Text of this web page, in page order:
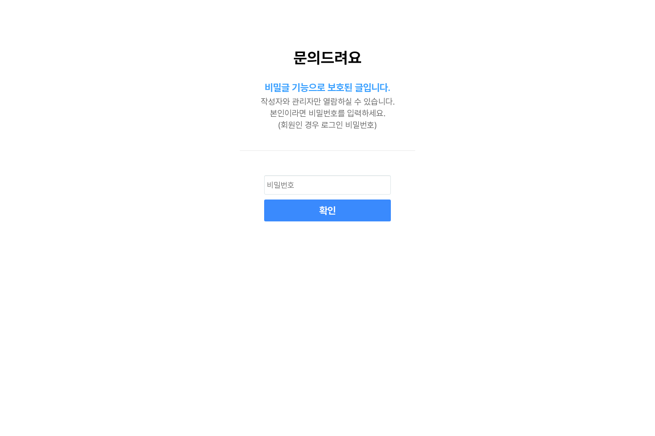
문의드려요
비밀글 기능으로 보호된 글입니다.
작성자와 관리자만 열람하실 수 있습니다.
본인이라면 비밀번호를 입력하세요.
(회원인 경우 로그인 비밀번호)